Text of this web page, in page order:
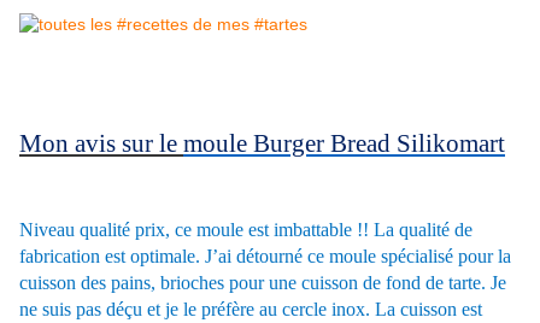
Mon avis sur le moule Burger Bread Silikomart
Niveau qualité prix, ce moule est imbattable !! La qualité de
fabrication est optimale. J’ai détourné ce moule spécialisé pour la
cuisson des pains, brioches pour une cuisson de fond de tarte. Je
ne suis pas déçu et je le préfère au cercle inox. La cuisson est